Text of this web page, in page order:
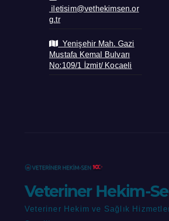
iletisim@vethekimsen.or
g.tr
Yenişehir Mah. Gazi
Mustafa Kemal Bulvarı
No:109/1 İzmit/ Kocaeli
Veteriner Hekim-
Veteriner Hekim ve Sağlık